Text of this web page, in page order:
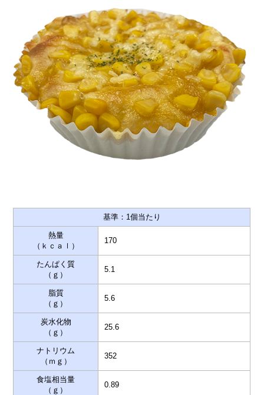
基準：1個当たり
熱量
（ｋｃａｌ）
170
たんぱく質
（ｇ）
5.1
脂質
（ｇ）
5.6
炭水化物
（ｇ）
25.6
ナトリウム
（ｍｇ）
352
食塩相当量
（ｇ）
0.89